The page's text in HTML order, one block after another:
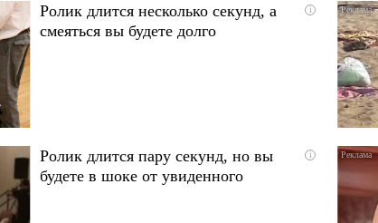
i
Ролик длится несколько секунд, а
смеяться вы будете долго
i
Ролик длится пару секунд, но вы
будете в шоке от увиденного